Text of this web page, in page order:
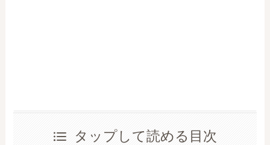
タップして読める目次